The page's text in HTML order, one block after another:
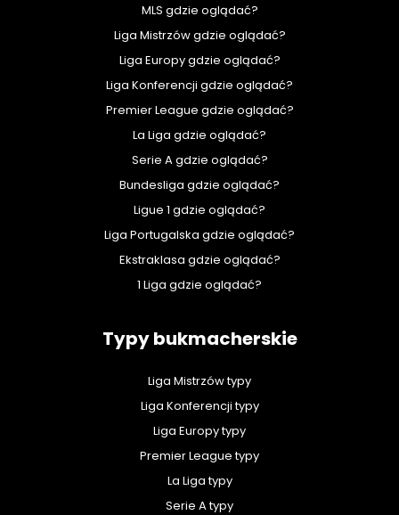
MLS gdzie oglądać?
Liga Mistrzów gdzie oglądać?
Liga Europy gdzie oglądać?
Liga Konferencji gdzie oglądać?
Premier League gdzie oglądać?
La Liga gdzie oglądać?
Serie A gdzie oglądać?
Bundesliga gdzie oglądać?
Ligue 1 gdzie oglądać?
Liga Portugalska gdzie oglądać?
Ekstraklasa gdzie oglądać?
1 Liga gdzie oglądać?
Typy bukmacherskie
Liga Mistrzów typy
Liga Konferencji typy
Liga Europy typy
Premier League typy
La Liga typy
Serie A typy